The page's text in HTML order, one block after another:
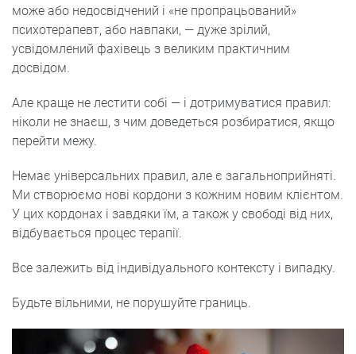
може або недосвідчений і «не пропрацьований»
психотерапевт, або навпаки, — дуже зрілий,
усвідомлений фахівець з великим практичним
досвідом.
Але краще не лестити собі — і дотримуватися правил:
ніколи не знаєш, з чим доведеться розбиратися, якщо
перейти межу.
Немає універсальних правил, але є загальноприйняті.
Ми створюємо нові кордони з кожним новим клієнтом.
У цих кордонах і завдяки їм, а також у свободі від них,
відбувається процес терапії.
Все залежить від індивідуального контексту і випадку.
Будьте вільними, не порушуйте границь.